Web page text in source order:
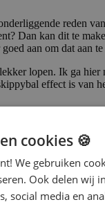
reden
Dan kan dit te
aan om dat aan
lopen. Ik ga
effect is van
nodig hebt. Je haalt
van jezelf
werken? Dan heb ik
cookies 🍪
We gebruiken
Ook delen wij
social media en